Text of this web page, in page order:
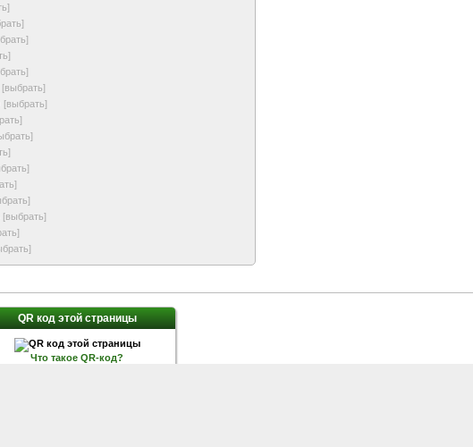
[выбрать]
[выбрать]
[выбрать]
QR код этой страницы
Что такое QR-код?